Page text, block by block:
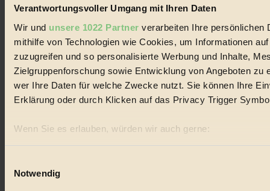
Verantwortungsvoller Umgang mit Ihren Daten
Wir und unsere 1022 Partner verarbeiten Ihre persönlichen
mithilfe von Technologien wie Cookies, um Informationen
zuzugreifen und so personalisierte Werbung und Inhalte,
Zielgruppenforschung sowie Entwicklung von Angeboten zu
wer Ihre Daten für welche Zwecke nutzt. Sie können Ihre
Erklärung oder durch Klicken auf das Privacy Trigger
Wenn Sie es erlauben, würden wir auch gerne:
Informationen über Ihre geografische Lage erfassen,
Ihr Gerät durch aktives Scannen nach bestimmten
Notwendig
Landwirtschaft